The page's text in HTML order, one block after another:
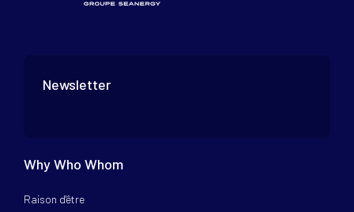
Newsletter
Why Who Whom
Raison d'être